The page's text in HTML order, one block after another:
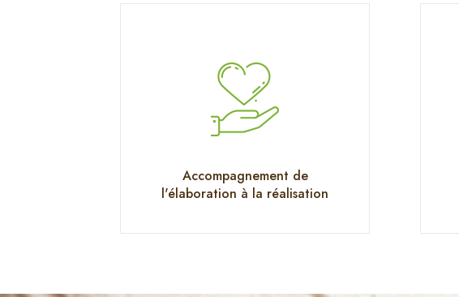
Accompagnement de
l'élaboration à la réalisation